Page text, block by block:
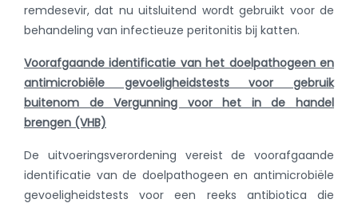
remdesevir, dat nu uitsluitend wordt gebruikt voor de
behandeling van infectieuze peritonitis bij katten.
Voorafgaande identificatie van het doelpathogeen en
antimicrobiële gevoeligheidstests voor gebruik
buitenom de Vergunning voor het in de handel
brengen (VHB)
De uitvoeringsverordening vereist de voorafgaande
identificatie van de doelpathogeen en antimicrobiële
gevoeligheidstests voor een reeks antibiotica die